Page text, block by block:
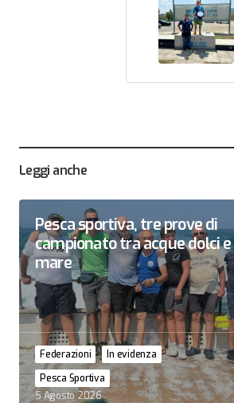
Leggi anche
Pesca sportiva, tre prove di
campionato tra acque dolci e
mare
Federazioni
In evidenza
Pesca Sportiva
5 Agosto 2026